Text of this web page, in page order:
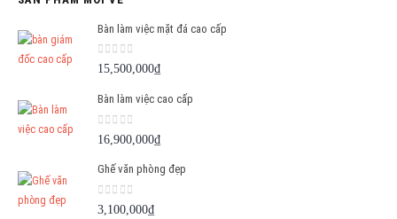
1,290,000₫.
Bàn làm việc mặt đá cao cấp
0 out of 5
15,500,000₫
Bàn làm việc cao cấp
0out of 5
16,900,000₫
Ghế văn phòng đẹp
0 out of 5
3,100,000₫